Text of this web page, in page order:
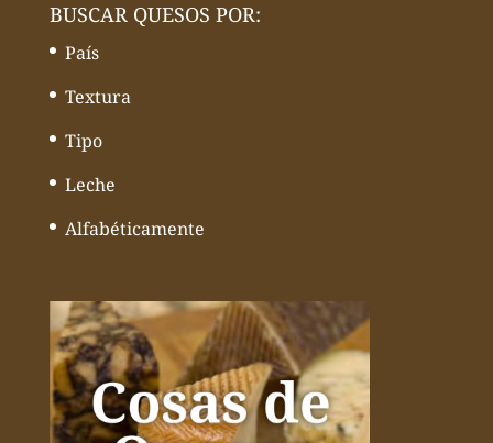
BUSCAR QUESOS POR:
País
Textura
Tipo
Leche
Alfabéticamente